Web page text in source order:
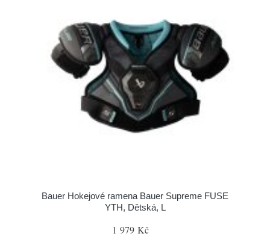
Bauer Hokejové ramena Bauer Supreme FUSE
YTH, Dětská, L
1 979 Kč